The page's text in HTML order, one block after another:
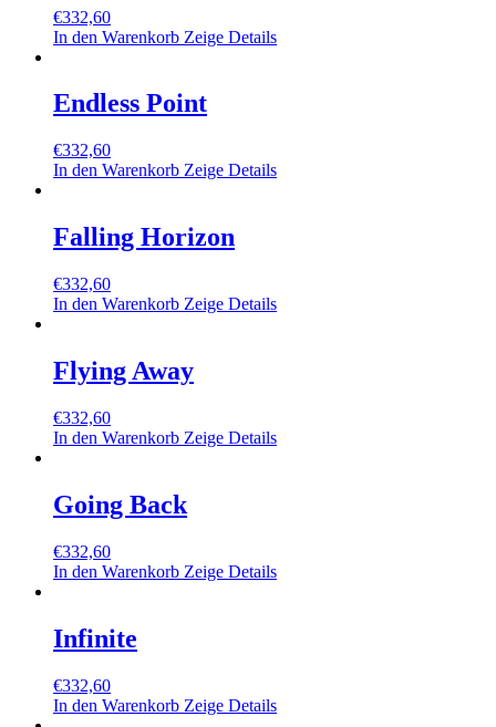
€332,60
In den Warenkorb Zeige Details
Endless Point
€332,60
In den Warenkorb Zeige Details
Falling Horizon
€332,60
In den Warenkorb Zeige Details
Flying Away
€332,60
In den Warenkorb Zeige Details
Going Back
€332,60
In den Warenkorb Zeige Details
Infinite
€332,60
In den Warenkorb Zeige Details